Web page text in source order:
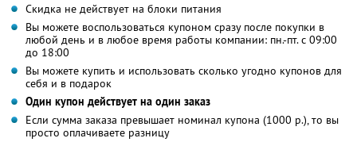
Скидка не действует на блоки питания
Вы можете воспользоваться купоном сразу после покупки в
любой день и в любое время работы компании: пн.-пт. с 09:00
до 18:00
Вы можете купить и использовать сколько угодно купонов для
себя и в подарок
Один купон действует на один заказ
Если сумма заказа превышает номинал купона (1000 р.), то вы
просто оплачиваете разницу